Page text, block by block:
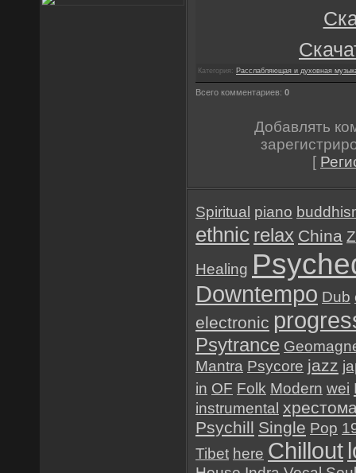
Категория: Расслабляющая и духовная
Всего комментариев: 0
Добавлять
[
Spiritual piano
ethnic relax China
Healing
Downtempo Dub
electronic
Psytrance
Mantra Psycore jazz
in OF Folk Modern wei
instrumental
Psychill Single Pop
Tibet here Chillout